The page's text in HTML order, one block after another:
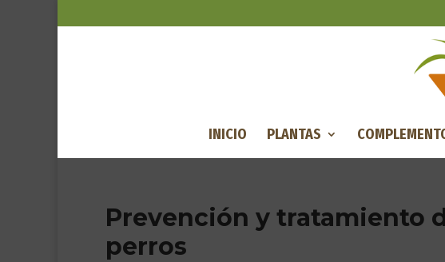
INICIO PLANTAS
Prevención y tratamiento
perros